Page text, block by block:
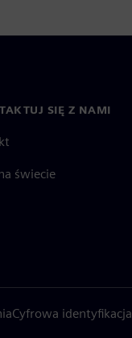
SIĘ Z NAMI
świecie
Cyfrowa identyfikacja